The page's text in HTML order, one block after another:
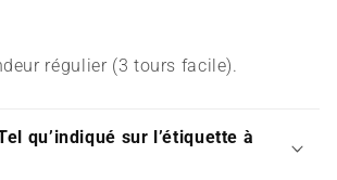
régulier (3 tours facile).
qu’indiqué sur l’étiquette à